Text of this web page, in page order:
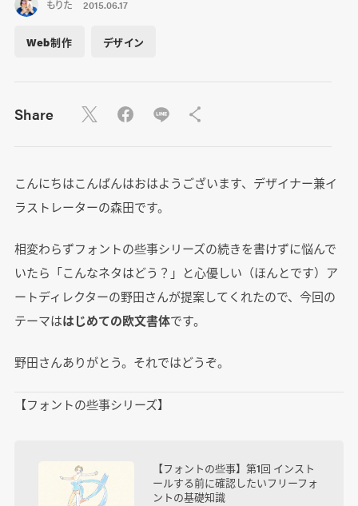
もりた 2015.06.17
Web制作 デザイン
Share
こんにちはこんばんはおはようございます、デザイナー兼イ
ラストレーターの森田です。
相変わらずフォントの些事シリーズの続きを書けずに悩んで
いたら「こんなネタはどう？」と心優しい（ほんとです）ア
ートディレクターの野田さんが提案してくれたので、今回の
テーマははじめての欧文書体です。
野田さんありがとう。それではどうぞ。
【フォントの些事シリーズ】
【フォントの些事】第1回 インスト
ールする前に確認したいフリーフォ
ントの基礎知識